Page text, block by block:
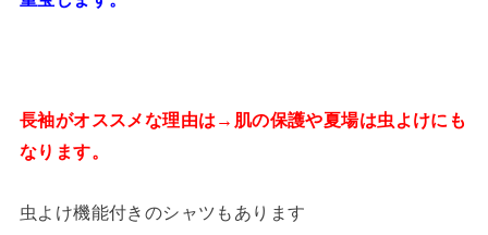
長袖がオススメな理由は→肌の保護や夏場は虫よけにも
なります。
虫よけ機能付きのシャツもあります